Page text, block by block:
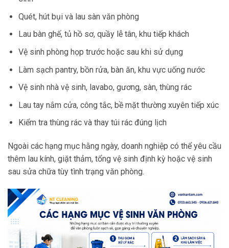
Quét, hút bụi và lau sàn văn phòng
Lau bàn ghế, tủ hồ sơ, quầy lễ tân, khu tiếp khách
Vệ sinh phòng họp trước hoặc sau khi sử dụng
Làm sạch pantry, bồn rửa, bàn ăn, khu vực uống nước
Vệ sinh nhà vệ sinh, lavabo, gương, sàn, thùng rác
Lau tay nắm cửa, công tắc, bề mặt thường xuyên tiếp xúc
Kiểm tra thùng rác và thay túi rác đúng lịch
Ngoài các hạng mục hằng ngày, doanh nghiệp có thể yêu cầu
thêm lau kính, giặt thảm, tổng vệ sinh định kỳ hoặc vệ sinh
sau sửa chữa tùy tình trạng văn phòng.